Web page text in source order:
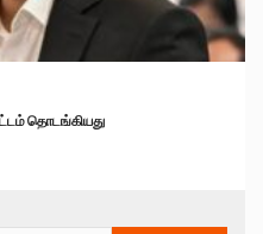
தொடங்கியது